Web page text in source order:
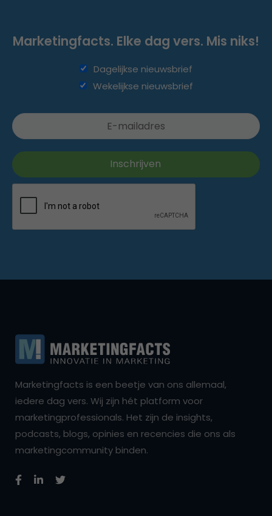
Marketingfacts. Elke dag vers. Mis niks!
Dagelijkse nieuwsbrief
Wekelijkse nieuwsbrief
Marketingfacts is een beetje van ons allemaal,
iedere dag vers. Wij zijn hét platform voor
marketingprofessionals. Het zijn de insights,
podcasts, blogs, opinies en recencies die ons als
marketingcommunity binden.